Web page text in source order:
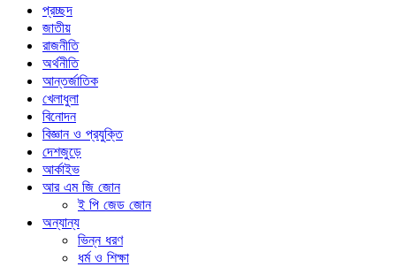
প্রচ্ছদ
জাতীয়
রাজনীতি
অর্থনীতি
আন্তর্জাতিক
খেলাধুলা
বিনোদন
বিজ্ঞান ও প্রযুক্তি
দেশজুড়ে
আর্কাইভ
আর এম জি জোন
ই পি জেড জোন
অন্যান্য
ভিন্ন ধরণ
ধর্ম ও শিক্ষা